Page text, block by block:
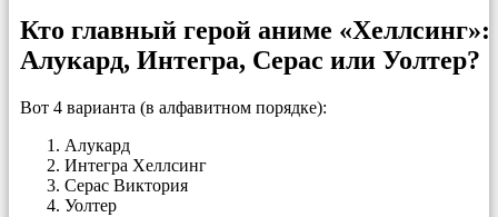
Кто главный герой аниме «Хеллсинг»:
Алукард, Интегра, Серас или Уолтер?
Вот 4 варианта (в алфавитном порядке):
Алукард
Интегра Хеллсинг
Серас Виктория
Уолтер